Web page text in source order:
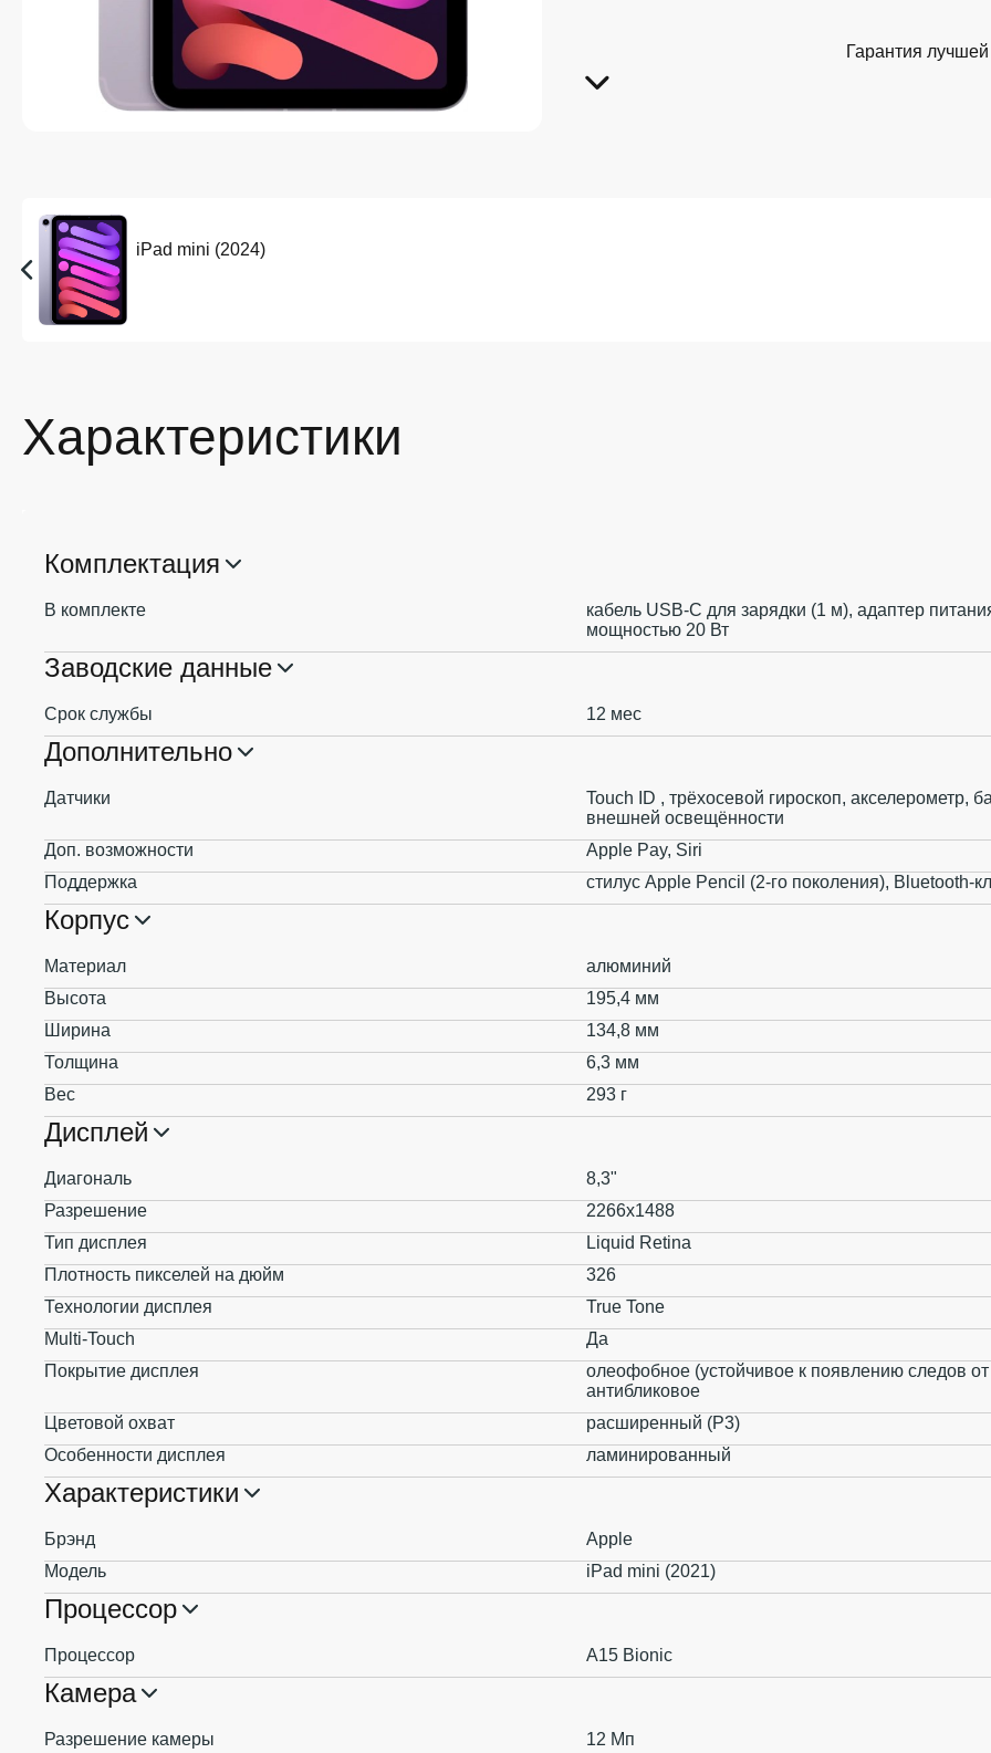
Гарантия
iPad mini (2024)
Характеристики
Комплектация
В комплекте
кабель USB‑C для зарядки (1 м), адаптер
мощностью 20 Вт
Заводские данные
Срок службы 12 мес
Дополнительно
Датчики
Touch ID , трёхосевой гироскоп, акселерометр,
внешней освещённости
Доп. возможности
Apple Pay, Siri
Поддержка
стилус Apple Pencil (2‑го поколения), Bluetooth-
Корпус
Материал
алюминий
Высота
195,4 мм
Ширина
134,8 мм
Толщина
6,3 мм
Вес
293 г
Дисплей
Диагональ
8,3"
Разрешение
2266x1488
Тип дисплея
Liquid Retina
Плотность пикселей на дюйм
326
Технологии дисплея
True Tone
Multi-Touch
Да
Покрытие дисплея
олеофобное (устойчивое к появлению следов
антибликовое
Цветовой охват
расширенный (P3)
Особенности дисплея
ламинированный
Характеристики
Брэнд
Apple
Модель
iPad mini (2021)
Процессор
Процессор A15 Bionic
Камера
Разрешение камеры
12 Мп